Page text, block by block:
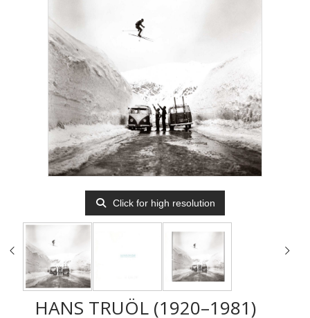
Click for high resolution
HANS TRUÖL (1920–1981)